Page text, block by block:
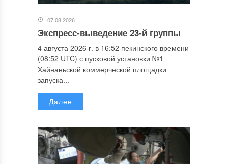
07.08.2026
Экспресс-выведение 23-й группы
4 августа 2026 г. в 16:52 пекинского времени
(08:52 UTC) с пусковой установки №1
Хайнаньской коммерческой площадки
запуска...
Далее